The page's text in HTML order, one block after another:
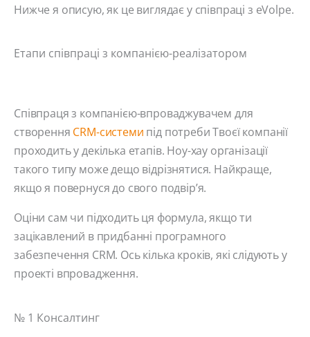
Нижче я описую, як це виглядає у співпраці з eVolpe.
Етапи співпраці з компанією-реалізатором
Співпраця з компанією-впроваджувачем для
створення CRM-системи під потреби Твоєї компанії
проходить у декілька етапів. Ноу-хау організації
такого типу може дещо відрізнятися. Найкраще,
якщо я повернуся до свого подвір’я.
Оціни сам чи підходить ця формула, якщо ти
зацікавлений в придбанні програмного
забезпечення CRM. Ось кілька кроків, які слідують у
проекті впровадження.
№ 1 Консалтинг